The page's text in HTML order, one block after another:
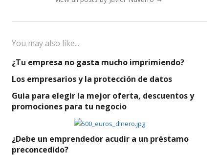
You may also like...
¿Tu empresa no gasta mucho imprimiendo?
Los empresarios y la protección de datos
Guia para elegir la mejor oferta, descuentos y
promociones para tu negocio
¿Debe un emprendedor acudir a un préstamo
preconcedido?